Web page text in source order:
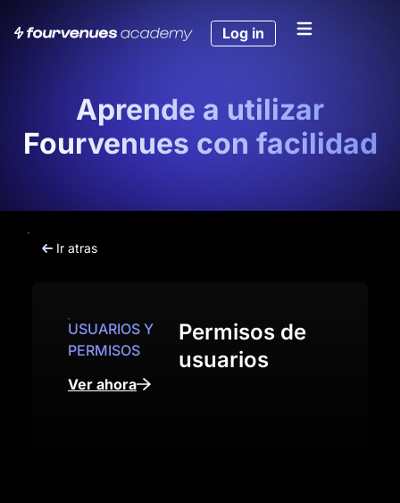
Log in
Aprende a utilizar
Fourvenues con facilidad
Ir atras
USUARIOS Y
PERMISOS
Permisos de
usuarios
Ver ahora